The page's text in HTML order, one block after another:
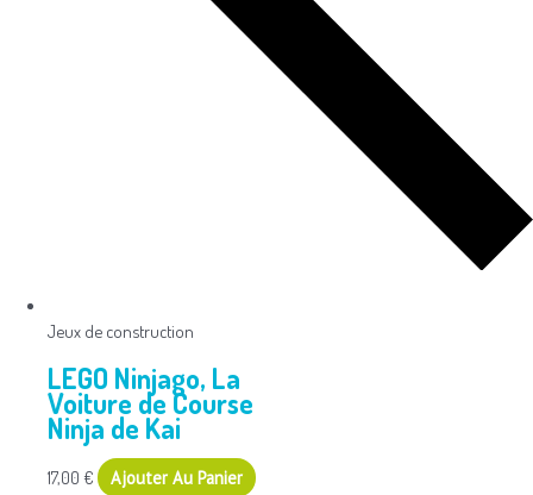
Jeux de construction
LEGO Ninjago, La
Voiture de Course
Ninja de Kai
17,00 € Ajouter Au Panier